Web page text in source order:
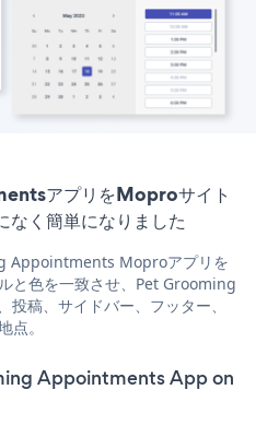
アプリをMoproサイト
なく簡単になりました
Appointments Moproアプリを
と色を一致させ、Pet Grooming
稿、サイドバー、フッター、
点。
Appointments App on